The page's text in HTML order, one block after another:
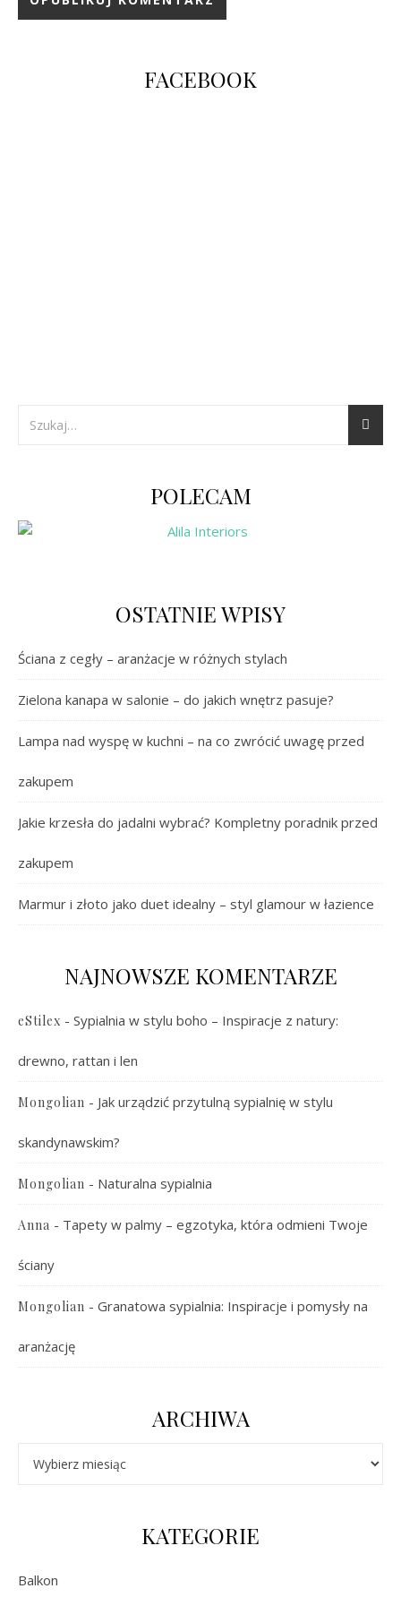
FACEBOOK
POLECAM
OSTATNIE WPISY
Ściana z cegły – aranżacje w różnych stylach
Zielona kanapa w salonie – do jakich wnętrz pasuje?
Lampa nad wyspę w kuchni – na co zwrócić uwagę przed
zakupem
Jakie krzesła do jadalni wybrać? Kompletny poradnik przed
zakupem
Marmur i złoto jako duet idealny – styl glamour w łazience
NAJNOWSZE KOMENTARZE
eStilex - Sypialnia w stylu boho – Inspiracje z natury:
drewno, rattan i len
Mongolian - Jak urządzić przytulną sypialnię w stylu
skandynawskim?
Mongolian - Naturalna sypialnia
Anna - Tapety w palmy – egzotyka, która odmieni Twoje
ściany
Mongolian - Granatowa sypialnia: Inspiracje i pomysły na
aranżację
ARCHIWA
KATEGORIE
Balkon